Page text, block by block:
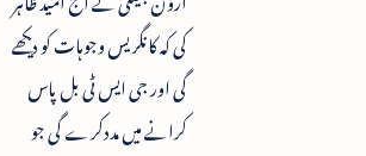
کی کہ کانگریس وجوہات کو دیکھے
گی اور جی ایس ٹی بل پاس
کرانے میں مددکرے گی جو